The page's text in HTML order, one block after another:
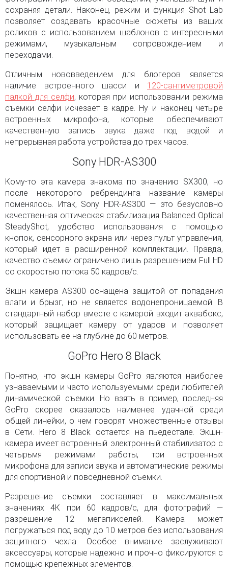
сохраняя детали. Наконец, режим и функция Shot Lab
позволяет создавать красочные сюжеты из ваших
роликов с использованием шаблонов с интересными
режимами, музыкальным сопровождением и
переходами.
Отличным нововведением для блогеров является
наличие встроенного шасси и 120-сантиметровой
палкой для селфи, которая при использовании режима
съемки селфи исчезает в кадре. Ну и наконец четыре
встроенных микрофона, которые обеспечивают
качественную запись звука даже под водой и
непрерывная работа устройства до трех часов.
Sony HDR-AS300
Кому-то эта камера знакома по значению SX300, но
после некоторого ребрендинга название камеры
поменялось. Итак, Sony HDR-AS300 — это безусловно
качественная оптическая стабилизация Balanced Optical
SteadyShot, удобство использования с помощью
кнопок, сенсорного экрана или через пульт управления,
который идет в расширенной комплектации. Правда,
качество съемки ограничено лишь разрешением Full HD
со скоростью потока 50 кадров/с.
Экшн камера AS300 оснащена защитой от попадания
влаги и брызг, но не является водонепроницаемой. В
стандартный набор вместе с камерой входит аквабокс,
который защищает камеру от ударов и позволяет
использовать ее на глубине до 60 метров.
GoPro Hero 8 Black
Понятно, что экшн камеры GoPro являются наиболее
узнаваемыми и часто используемыми среди любителей
динамической съемки. Но взять в пример, последняя
GoPro скорее оказалось наименее удачной среди
общей линейки, о чем говорят множественные отзывы
в Сети. Hero 8 Black остается на пьедестале. Экшн-
камера имеет встроенный электронный стабилизатор с
четырьмя режимами работы, три встроенных
микрофона для записи звука и автоматические режимы
для спортивной и повседневной съемки.
Разрешение съемки составляет в максимальных
значениях 4К при 60 кадров/с, для фотографий —
разрешение 12 мегапикселей. Камера может
погружаться под воду до 10 метров без использования
защитного чехла. Особое внимание заслуживают
аксессуары, которые надежно и прочно фиксируются с
помощью крепежных элементов.